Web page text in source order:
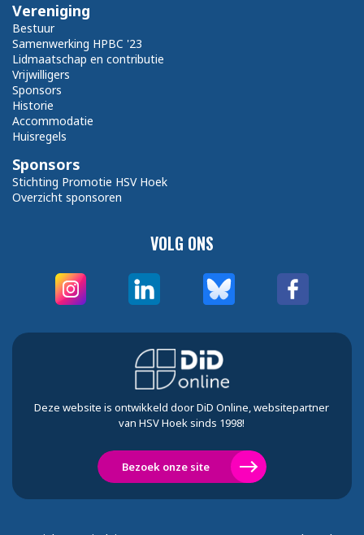
VOLG ONS
Vereniging
Bestuur
Samenwerking HPBC '23
Lidmaatschap en contributie
Vrijwilligers
Sponsors
Historie
Accommodatie
Huisregels
Sponsors
Stichting Promotie HSV Hoek
Overzicht sponsoren
Deze website is ontwikkeld door DiD Online, websitepartner
van HSV Hoek sinds 1998!
Bezoek onze site